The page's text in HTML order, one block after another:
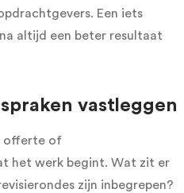
Een iets
altijd een beter resultaat
vastleggen
offerte of
het werk begint. Wat zit er
zijn inbegrepen?